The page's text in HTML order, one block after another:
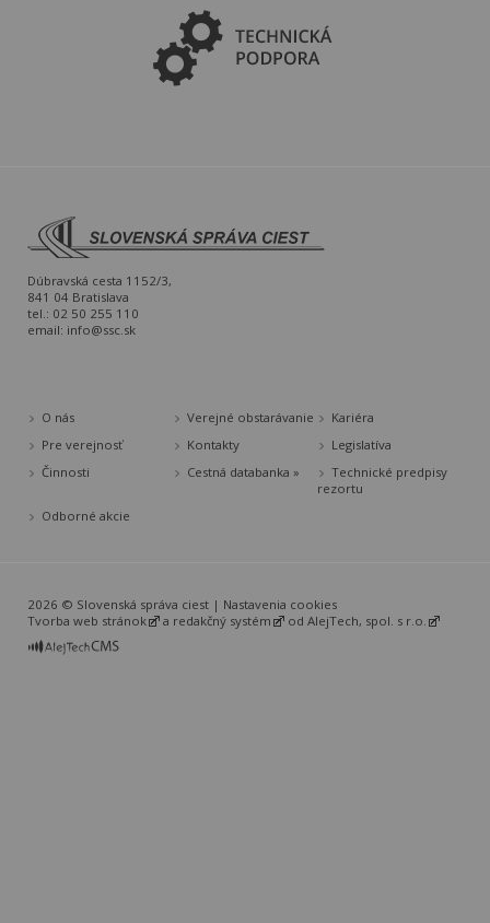
Dúbravská cesta 1152/3,
841 04 Bratislava
tel.: 02 50 255 110
email: info@ssc.sk
O nás Verejné obstarávanie
Kariéra
Pre verejnosť
Kontakty
Legislatíva
Činnosti
Cestná databanka »
Technické predpisy
rezortu
Odborné akcie
2026 © Slovenská správa ciest | Nastavenia cookies
Tvorba web stránok
a redakčný systém od AlejTech, spol. s r.o.